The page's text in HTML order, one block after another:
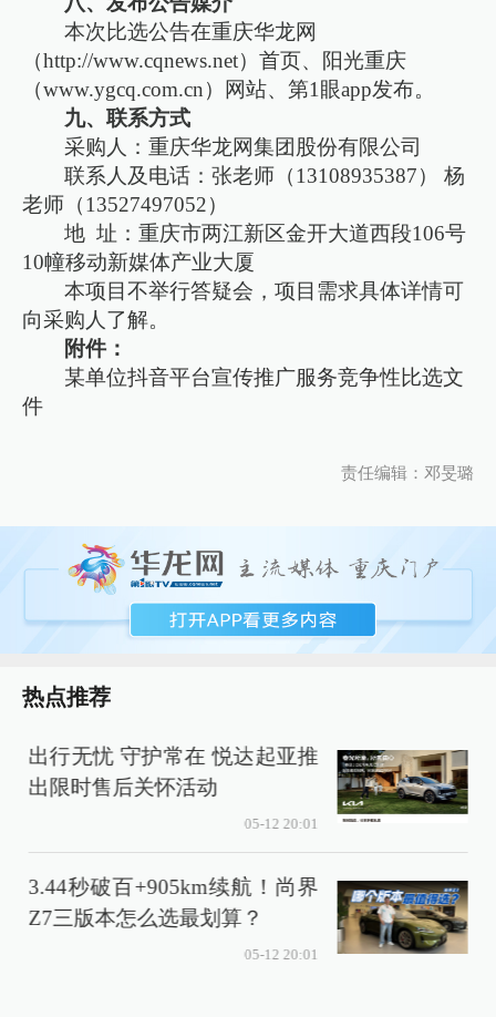
本次比选公告在重庆华龙网
（http://www.cqnews.net）首页、阳光重庆
（www.ygcq.com.cn）网站、第1眼app发布。
九、联系方式
采购人：重庆华龙网集团股份有限公司
联系人及电话：张老师（13108935387） 杨
老师（13527497052）
地 址：重庆市两江新区金开大道西段106号
10幢移动新媒体产业大厦
本项目不举行答疑会，项目需求具体详情可
向采购人了解。
附件：
某单位抖音平台宣传推广服务竞争性比选文
件
责任编辑：邓旻璐
热点推荐
出行无忧 守护常在 悦达起亚推
出限时售后关怀活动
05-12 20:01
3.44秒破百+905km续航！尚界
Z7三版本怎么选最划算？
05-12 20:01